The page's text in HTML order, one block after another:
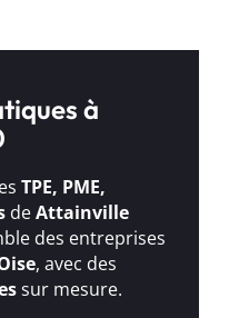
à
TPE, PME,
deAttainville
des entreprises
, avec des
sur mesure.